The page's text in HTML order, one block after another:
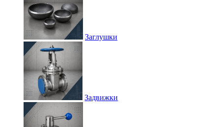
Заглушки
Задвижки